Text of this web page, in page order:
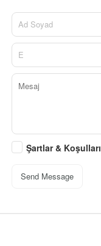
Şartlar & Koşulları
Send Message